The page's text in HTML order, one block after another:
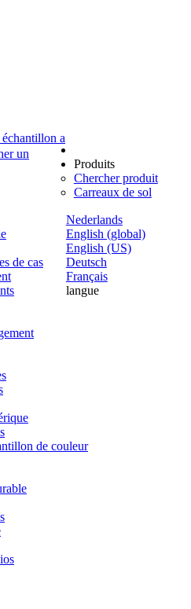
a
un
Nederlands
English (global)
English (US)
Deutsch
Français
langue
Produits
Chercher produit
Carreaux de sol
de cas
de couleur